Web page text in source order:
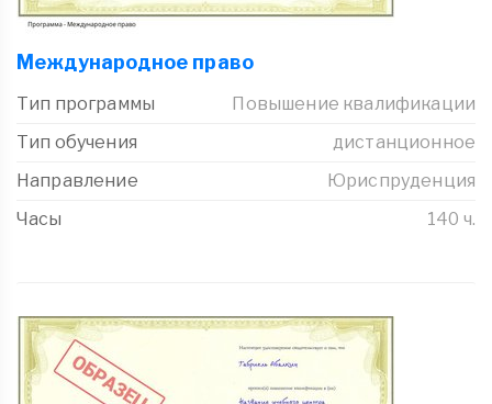
Международное право
Тип программы
Повышение квалификации
Тип обучения
дистанционное
Направление
Юриспруденция
Часы
140 ч.